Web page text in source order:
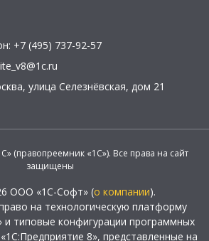
+7 (495) 737-92-57
, улица Селезнёвская, дом 21
(правопреемник «1С»). Все права на сайт
защищены
ООО «1С-Софт» (о компании).
на технологическую платформу
и типовые конфигурации программных
8», представленные на